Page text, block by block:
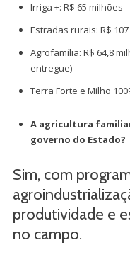
Irriga +: R$ 65 milhões
Estradas rurais: R$
Agrofamília: R$ 64,8
entregue)
Terra Forte e Milho
A agricultura
governo do Estado?
Sim, com
produtividade e
no campo.